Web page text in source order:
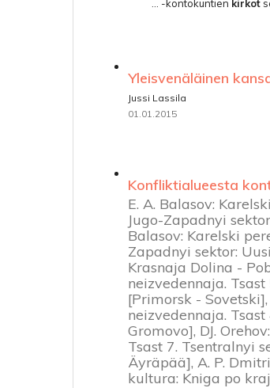
... -kontokuntien kirkot
Yleisvenäläinen
Jussi Lassila
01.01.2015
Konfliktialueesta
E. A. Balasov:
Jugo-Zapadnyi
Balasov: Karelski
Zapadnyi sektor:
Krasnaja Dolina -
neizvedennaja.
[Primorsk -
neizvedennaja.
Gromovo], DJ.
Tsast 7. Tsentralnyi
Äyräpää], A. P.
kultura: Kniga po